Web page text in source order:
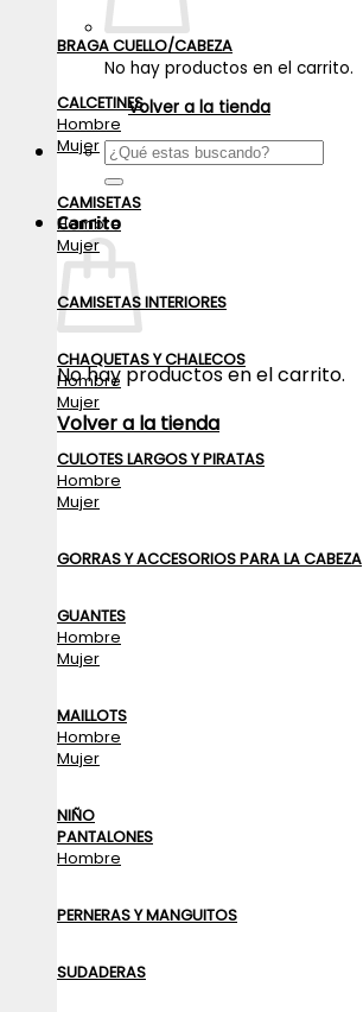
No hay productos en el carrito.
Volver a la tienda
Buscar
por:
Carrito
No hay productos en el carrito.
Volver a la tienda
BRAGA CUELLO/CABEZA
CALCETINES
Hombre
Mujer
CAMISETAS
Hombre
Mujer
CAMISETAS INTERIORES
CHAQUETAS Y CHALECOS
Hombre
Mujer
CULOTES LARGOS Y PIRATAS
Hombre
Mujer
GORRAS Y ACCESORIOS PARA LA CABEZA
GUANTES
Hombre
Mujer
MAILLOTS
Hombre
Mujer
NIÑO
PANTALONES
Hombre
PERNERAS Y MANGUITOS
SUDADERAS